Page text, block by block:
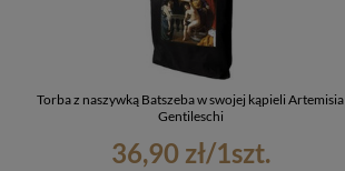
Torba z naszywką Batszeba w swojej kąpieli Artemisia
Gentileschi
36,90 zł/1szt.